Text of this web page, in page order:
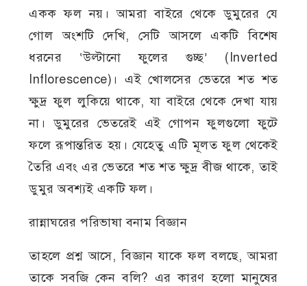
একক ফল নয়। আমরা বাইরে থেকে ডুমুরের যে
গোল অংশটি দেখি, সেটি আসলে একটি বিশেষ
ধরনের ‘উল্টানো ফুলের গুচ্ছ’ (Inverted
Inflorescence)। এই খোলসের ভেতরে শত শত
ক্ষুদ্র ফুল লুকিয়ে থাকে, যা বাইরে থেকে দেখা যায়
না। ডুমুরের ভেতরেই এই গোপন ফুলগুলো ফুটে
ফলে রূপান্তরিত হয়। যেহেতু এটি মূলত ফুল থেকেই
তৈরি এবং এর ভেতরে শত শত ক্ষুদ্র বীজ থাকে, তাই
ডুমুর অবশ্যই একটি ফল।
রান্নাঘরের পরিভাষা বনাম বিজ্ঞান
তাহলে প্রশ্ন আসে, বিজ্ঞান যাকে ফল বলছে, আমরা
তাকে সবজি কেন বলি? এর কারণ হলো মানুষের